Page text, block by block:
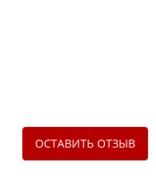
ОСТАВИТЬ ОТЗЫВ